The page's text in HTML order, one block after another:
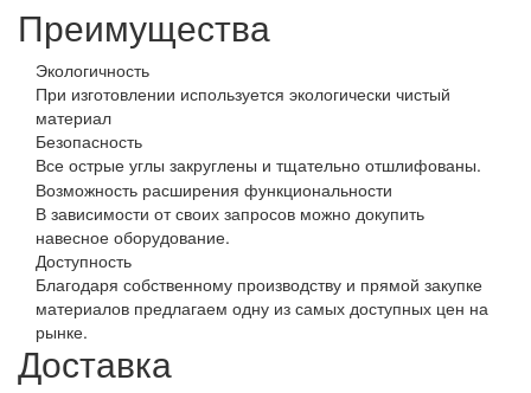
Преимущества
Экологичность
При изготовлении используется экологически чистый
материал
Безопасность
Все острые углы закруглены и тщательно отшлифованы.
Возможность расширения функциональности
В зависимости от своих запросов можно докупить
навесное оборудование.
Доступность
Благодаря собственному производству и прямой закупке
материалов предлагаем одну из самых доступных цен на
рынке.
Доставка